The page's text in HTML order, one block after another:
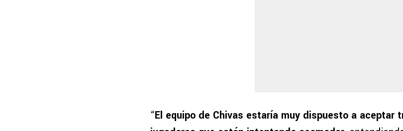
“El equipo de Chivas estaría muy dispuesto a aceptar